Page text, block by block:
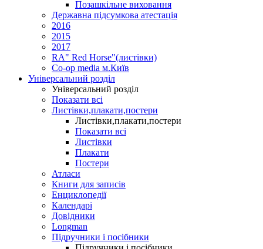
Позашкільне виховання
Державна підсумкова атестація
2016
2015
2017
RA" Red Horse"(листівки)
Co-op media м.Київ
Універсальний розділ
Універсальний розділ
Показати всі
Листівки,плакати,постери
Листівки,плакати,постери
Показати всі
Листівки
Плакати
Постери
Атласи
Книги для записів
Енциклопедії
Календарі
Довідники
Longman
Підручники і посібники